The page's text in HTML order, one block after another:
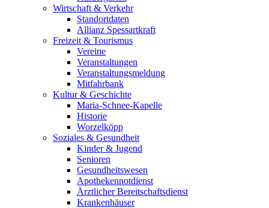
Wirtschaft & Verkehr
Standortdaten
Allianz Spessartkraft
Freizeit & Tourismus
Vereine
Veranstaltungen
Veranstaltungsmeldung
Mitfahrbank
Kultur & Geschichte
Maria-Schnee-Kapelle
Historie
Worzelköpp
Soziales & Gesundheit
Kinder & Jugend
Senioren
Gesundheitswesen
Apothekennotdienst
Ärztlicher Bereitschaftsdienst
Krankenhäuser